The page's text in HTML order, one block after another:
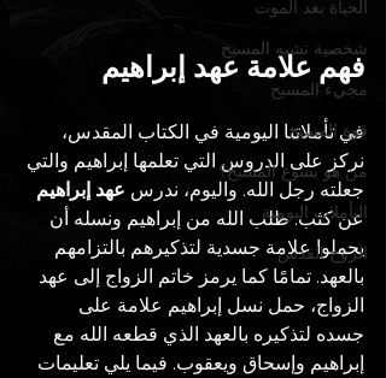
الحياة بعد الموت
شخصية تشبه المسيح
مجيء المسيح
قوة المسيح
من هو يسوع المسيح؟
التأملات اليومية
الروح القدس
فهم علامة عهد إبراهيم
في تأملاتنا اليومية في الكتاب المقدس،
نركز على الدروس التي تعلمها إبراهيم والتي
جعلته رجل الله. واليوم، ندرس عهد إبراهيم
عن كثب. طلب الله من إبراهيم ونسله أن
يحملوا علامة جسدية لتذكيرهم بالتزامهم
بالعهد. تمامًا كما يرمز خاتم الزواج إلى عهد
الزواج، حمل نسل إبراهيم علامة على
جسده لتذكيره بالعهد الذي قطعه الله مع
إبراهيم وإسحاق ويعقوب. فيما يلي تعليمات